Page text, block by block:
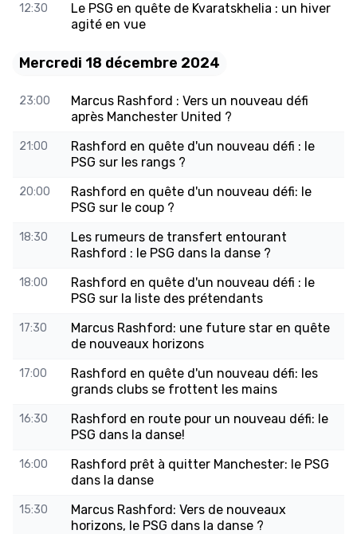
12:30
Le PSG en quête de Kvaratskhelia : un hiver
agité en vue
Mercredi 18 décembre 2024
23:00
Marcus Rashford : Vers un nouveau défi
après Manchester United ?
21:00
Rashford en quête d'un nouveau défi : le
PSG sur les rangs ?
20:00
Rashford en quête d'un nouveau défi: le
PSG sur le coup ?
18:30
Les rumeurs de transfert entourant
Rashford : le PSG dans la danse ?
18:00
Rashford en quête d'un nouveau défi : le
PSG sur la liste des prétendants
17:30
Marcus Rashford: une future star en quête
de nouveaux horizons
17:00
Rashford en quête d'un nouveau défi: les
grands clubs se frottent les mains
16:30
Rashford en route pour un nouveau défi: le
PSG dans la danse!
16:00
Rashford prêt à quitter Manchester: le PSG
dans la danse
15:30
Marcus Rashford: Vers de nouveaux
horizons, le PSG dans la danse ?